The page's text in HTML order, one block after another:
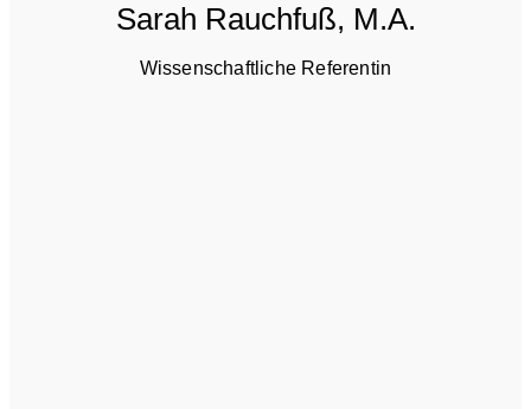
Sarah Rauchfuß, M.A.
Wissenschaftliche Referentin